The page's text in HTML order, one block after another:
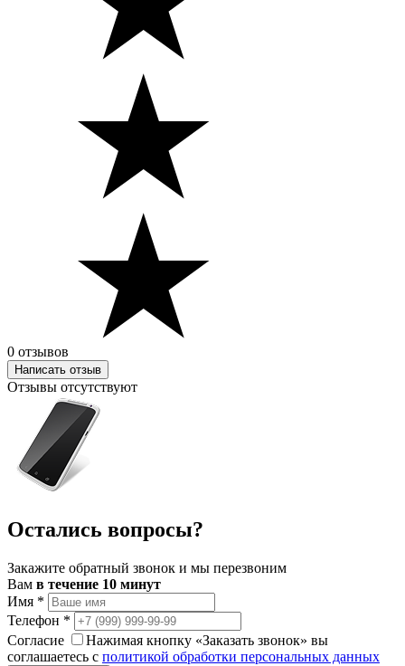
0 отзывов
Написать отзыв
Отзывы отсутствуют
Остались вопросы?
Закажите обратный звонок и мы перезвоним
Вам в течение 10 минут
Имя *
Телефон *
Согласие
Нажимая кнопку «Заказать звонок» вы
соглашаетесь с политикой обработки персональных данных